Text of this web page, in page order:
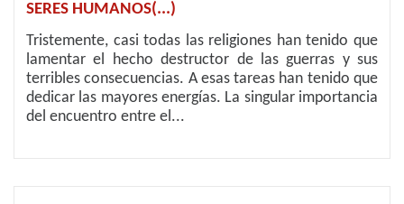
SERES HUMANOS(...)
Tristemente, casi todas las religiones han tenido que
lamentar el hecho destructor de las guerras y sus
terribles consecuencias. A esas tareas han tenido que
dedicar las mayores energías. La singular importancia
del encuentro entre el...